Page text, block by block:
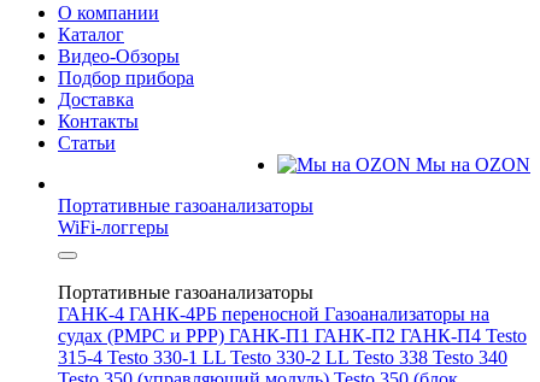
О компании
Каталог
Видео-Обзоры
Подбор прибора
Доставка
Контакты
Статьи
Мы на OZON
Портативные газоанализаторы
WiFi-логгеры
Портативные газоанализаторы
ГАНК-4 ГАНК-4РБ переносной Газоанализаторы на
судах (РМРС и РРР) ГАНК-П1 ГАНК-П2 ГАНК-П4 Testo
315-4 Testo 330-1 LL Testo 330-2 LL Testo 338 Testo 340